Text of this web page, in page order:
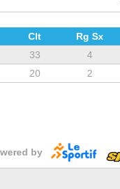
Clt Rg Sx
33 4
20 2
by